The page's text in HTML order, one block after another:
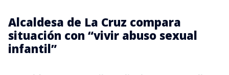
Alcaldesa de La Cruz compara
situación con “vivir abuso sexual
infantil”